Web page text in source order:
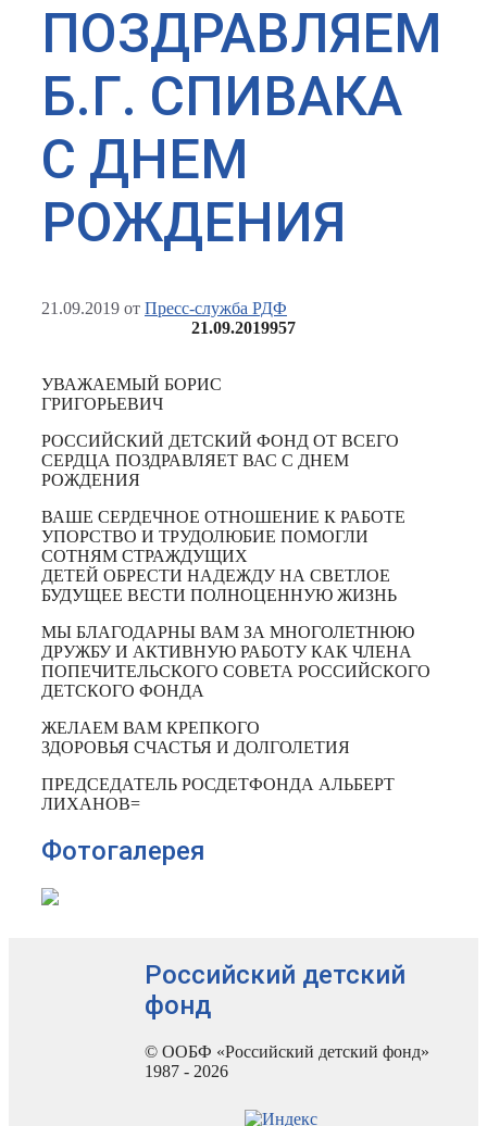
ПОЗДРАВЛЯЕМ
Б.Г. СПИВАКА
С ДНЕМ
РОЖДЕНИЯ
21.09.2019 от Пресс-служба РДФ
21.09.2019957
УВАЖАЕМЫЙ БОРИС
ГРИГОРЬЕВИЧ
РОССИЙСКИЙ ДЕТСКИЙ ФОНД ОТ ВСЕГО
СЕРДЦА ПОЗДРАВЛЯЕТ ВАС С ДНЕМ
РОЖДЕНИЯ
ВАШЕ СЕРДЕЧНОЕ ОТНОШЕНИЕ К РАБОТЕ
УПОРСТВО И ТРУДОЛЮБИЕ ПОМОГЛИ
СОТНЯМ СТРАЖДУЩИХ
ДЕТЕЙ ОБРЕСТИ НАДЕЖДУ НА СВЕТЛОЕ
БУДУЩЕЕ ВЕСТИ ПОЛНОЦЕННУЮ ЖИЗНЬ
МЫ БЛАГОДАРНЫ ВАМ ЗА МНОГОЛЕТНЮЮ
ДРУЖБУ И АКТИВНУЮ РАБОТУ КАК ЧЛЕНА
ПОПЕЧИТЕЛЬСКОГО СОВЕТА РОССИЙСКОГО
ДЕТСКОГО ФОНДА
ЖЕЛАЕМ ВАМ КРЕПКОГО
ЗДОРОВЬЯ СЧАСТЬЯ И ДОЛГОЛЕТИЯ
ПРЕДСЕДАТЕЛЬ РОСДЕТФОНДА АЛЬБЕРТ
ЛИХАНОВ=
Фотогалерея
Российский детский
фонд
© ООБФ «Российский детский фонд»
1987 - 2026